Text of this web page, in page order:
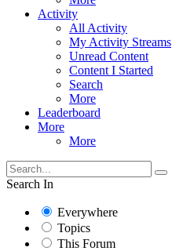
Activity
All Activity
My Activity Streams
Unread Content
Content I Started
Search
More
Leaderboard
More
More
Search In
Everywhere
Topics
This Forum